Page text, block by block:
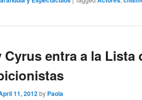
Cyrus entra a la Lista
11, 2012 by Paola